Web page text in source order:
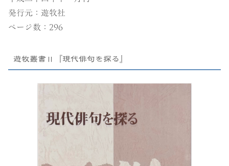
発行元：遊牧社
ページ数：296
遊牧叢書Ⅱ『現代俳句を探る』